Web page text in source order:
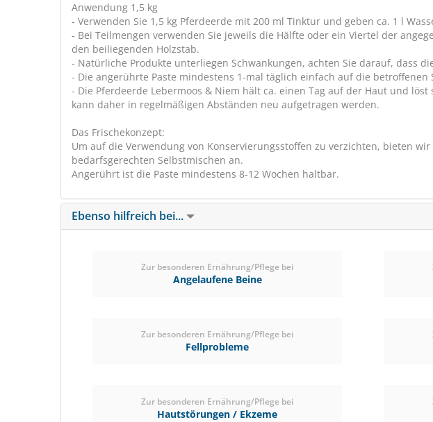
Anwendung 1,5 kg
- Verwenden Sie 1,5 kg Pferdeerde mit 200 ml Tinktur und geben ca. 1 l
- Bei Teilmengen verwenden Sie jeweils die Hälfte oder ein Viertel der
den beiliegenden Holzstab.
- Natürliche Produkte unterliegen Schwankungen, achten Sie darauf, dass
- Die angerührte Paste mindestens 1-mal täglich einfach auf die
- Die Pferdeerde Lebermoos & Niem hält ca. einen Tag auf der Haut und
kann daher in regelmäßigen Abständen neu aufgetragen werden.
Das Frischekonzept:
Um auf die Verwendung von Konservierungsstoffen zu verzichten, bieten
bedarfsgerechten Selbstmischen an.
Angerührt ist die Paste mindestens 8-12 Wochen haltbar.
Ebenso hilfreich bei...
Zur besonderen Ernährung/Pflege bei
Angelaufene Beine
Zur besonderen Ernährung/Pflege bei
Fellprobleme
Zur besonderen Ernährung/Pflege bei
Hautstörungen / Ekzeme